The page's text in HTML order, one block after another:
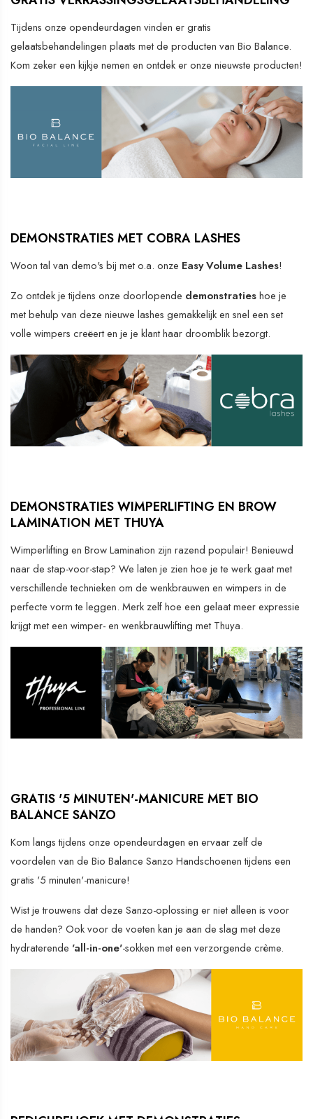
Tijdens onze opendeurdagen vinden er gratis
gelaatsbehandelingen plaats met de producten van Bio Balance.
Kom zeker een kijkje nemen en ontdek er onze nieuwste producten!
DEMONSTRATIES MET COBRA LASHES
Woon tal van demo's bij met o.a. onze Easy Volume Lashes!
Zo ontdek je tijdens onze doorlopende demonstratieshoe je
met behulp van deze nieuwe lashes gemakkelijk en snel een set
volle wimpers creëert en je je klant haar droomblik bezorgt.
DEMONSTRATIES WIMPERLIFTING EN BROW
LAMINATION MET THUYA
Wimperlifting en Brow Lamination zijn razend populair! Benieuwd
naar de stap-voor-stap? We laten je zien hoe je te werk gaat met
verschillende technieken om de wenkbrauwen en wimpers in de
perfecte vorm te leggen. Merk zelf hoe een gelaat meer expressie
krijgt met een wimper- en wenkbrauwlifting met Thuya.
GRATIS '5 MINUTEN'-MANICURE MET BIO
BALANCE SANZO
Kom langs tijdens onze opendeurdagen en ervaar zelf de
voordelen van de Bio Balance Sanzo Handschoenen tijdens een
gratis '5 minuten'-manicure!
Wist je trouwens dat deze Sanzo-oplossing er niet alleen is voor
de handen? Ook voor de voeten kan je aan de slag met deze
hydraterende 'all-in-one'-sokken met een verzorgende crème.